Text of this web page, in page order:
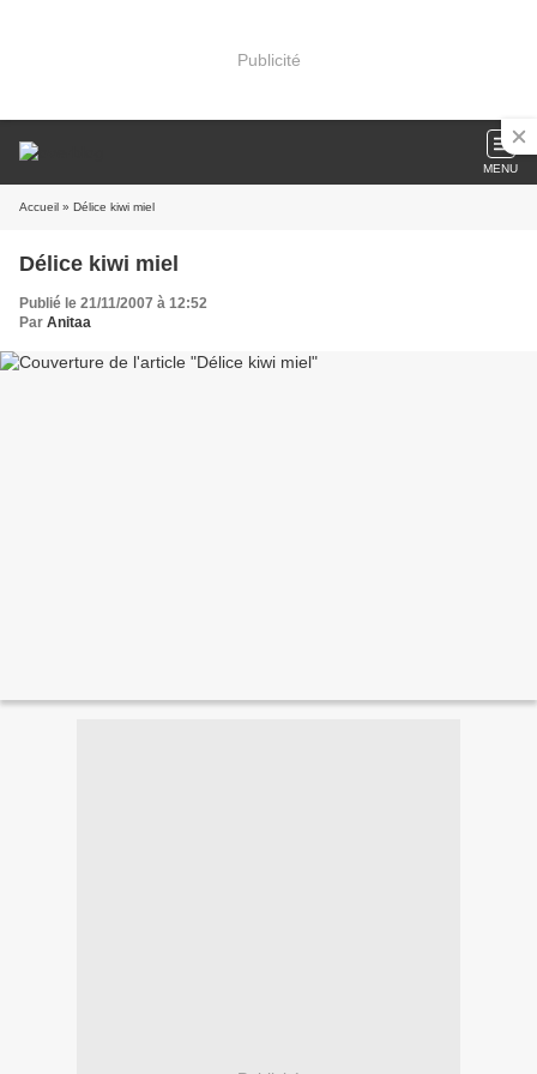
Publicité
MENU
Accueil » Délice kiwi miel
Délice kiwi miel
Publié le 21/11/2007 à 12:52
Par Anitaa